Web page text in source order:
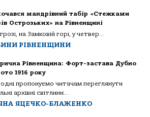
мандрівний табір «Стежками
Острозьких» на Рівненщині
на Замковій горі, у четвер...
РІВНЕНЩИНИ
Рівненщина: Форт-застава Дубно
1916 року
пропонуємо читачам переглянути
архівні світлини...
ЯЦЕЧКО-БЛАЖЕНКО